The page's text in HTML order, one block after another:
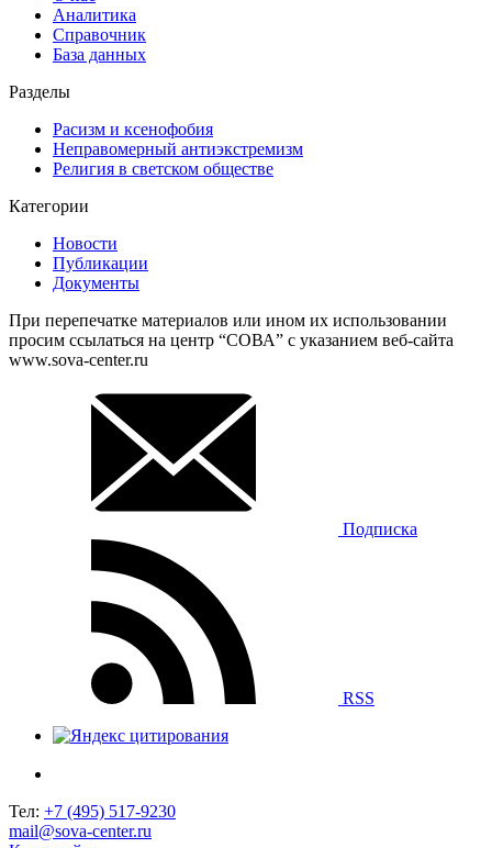
Аналитика
Справочник
База данных
Разделы
Расизм и ксенофобия
Неправомерный антиэкстремизм
Религия в светском обществе
Категории
Новости
Публикации
Документы
При перепечатке материалов или ином их использовании
просим ссылаться на центр “СОВА” с указанием веб-сайта
www.sova-center.ru
Подписка
RSS
Тел: +7 (495) 517-9230
mail@sova-center.ru